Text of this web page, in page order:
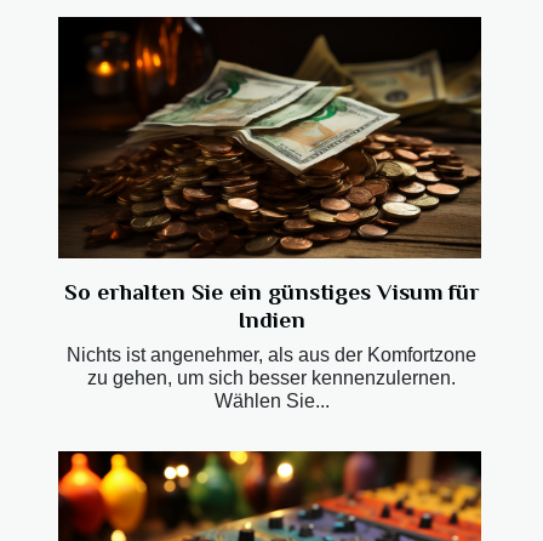
So erhalten Sie ein günstiges Visum für
Indien
Nichts ist angenehmer, als aus der Komfortzone
zu gehen, um sich besser kennenzulernen.
Wählen Sie...